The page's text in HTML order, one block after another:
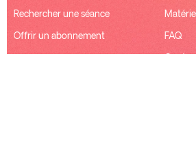
Rechercher une séance
Offrir un abonnement
FAQ